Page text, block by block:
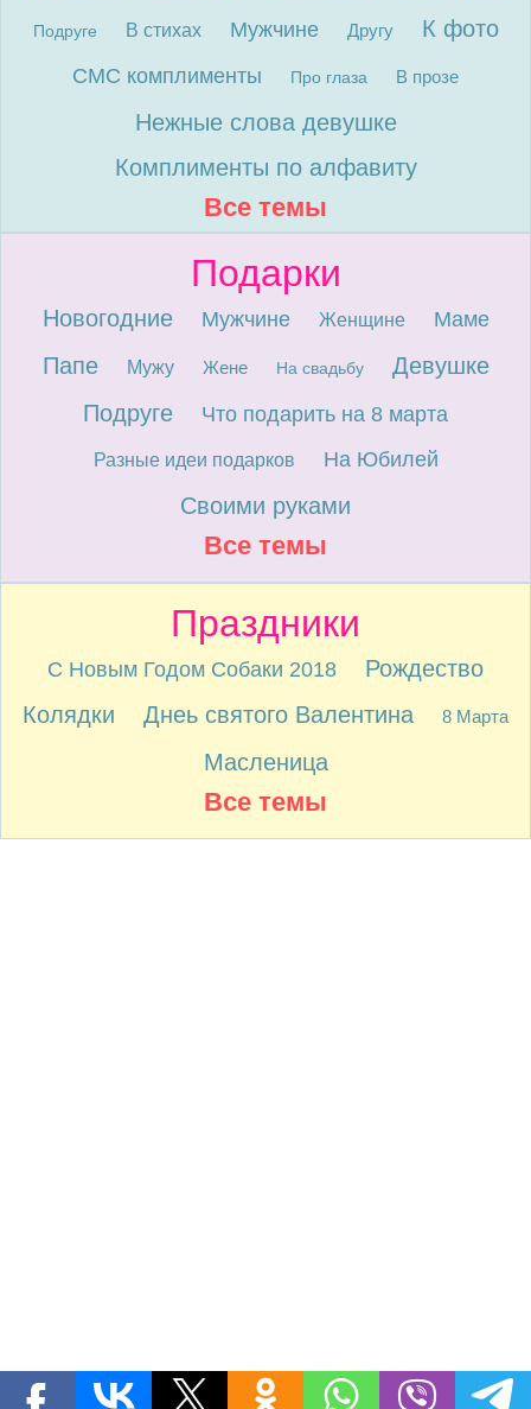
Подруге В стихах Мужчине Другу К фото
СМС комплименты Про глаза В прозе
Нежные слова девушке
Комплименты по алфавиту
Все темы
Подарки
Новогодние Мужчине Женщине Маме
Папе Мужу Жене На свадьбу
Девушке
Подруге
Что подарить на 8 марта
Разные идеи подарков На Юбилей
Своими руками
Все темы
Праздники
С Новым Годом Собаки 2018
Рождество
Колядки
Днеь святого Валентина 8 Марта
Масленица
Все темы